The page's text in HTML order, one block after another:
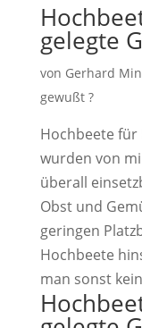
gelegte
von Gerhard
gewußt ?
Hochbeete
wurden von
überall
Obst und
geringen
Hochbeete
man sonst